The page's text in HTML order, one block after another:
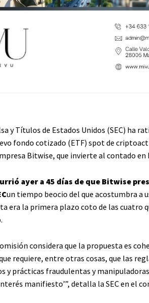
y Títulos de Estados Unidos (SEC) ha
fondo cotizado (ETF) spot de
Bitwise, que invierte al contado en
ayer a 45 días de que Bitwise
un tiempo beocio del que acostumbra a
era la primera plazo coto de las cuatro
considera que la propuesta es
requiere, entre otras cosas, que las
y prácticas fraudulentas y
manifiesto’”, detalla la SEC en el